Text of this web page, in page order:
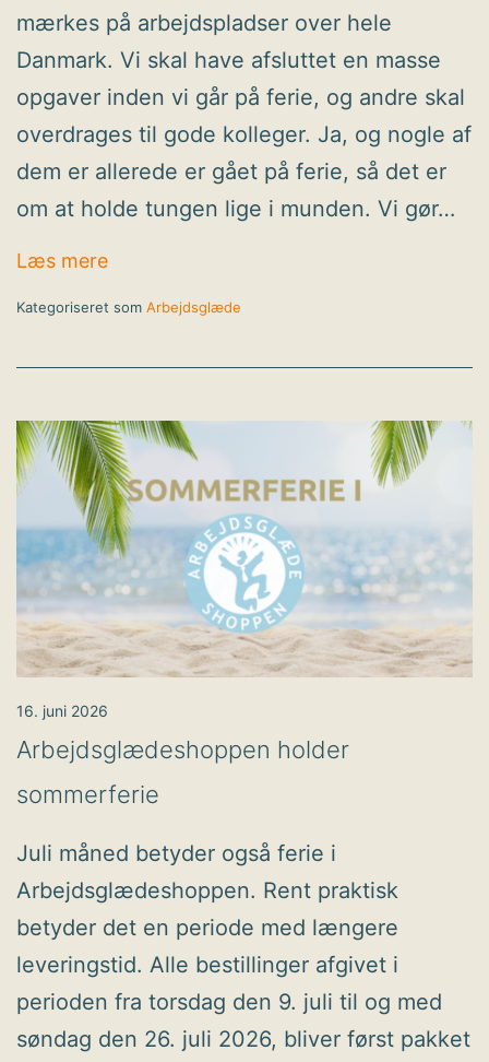
mærkes på arbejdspladser over hele
Danmark. Vi skal have afsluttet en masse
opgaver inden vi går på ferie, og andre skal
overdrages til gode kolleger. Ja, og nogle af
dem er allerede er gået på ferie, så det er
om at holde tungen lige i munden. Vi gør…
Læs mereHvordan skaber vi god stemning op til
Kategoriseret som Arbejdsglæde
Arbejdsglædeshoppen holder
sommerferie
16. juni 2026
Juli måned betyder også ferie i
Arbejdsglædeshoppen. Rent praktisk
betyder det en periode med længere
leveringstid. Alle bestillinger afgivet i
perioden fra torsdag den 9. juli til og med
søndag den 26. juli 2026, bliver først pakket